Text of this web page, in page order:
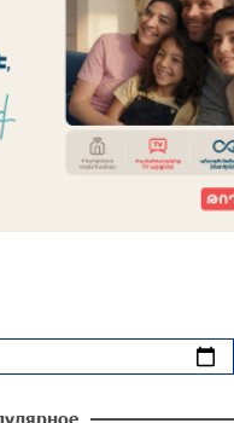
об аресте Чалабяна дошел
парламента: «Паст»
около
на самом деле ожидает
бойкота
дня? «Паст»